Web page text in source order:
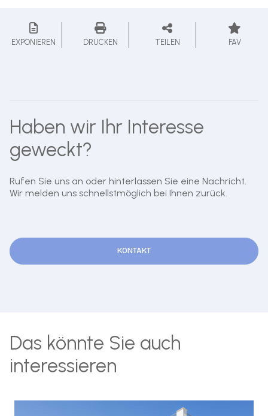
EXPONIEREN DRUCKEN TEILEN FAV
Haben wir Ihr Interesse
geweckt?
Rufen Sie uns an oder hinterlassen Sie eine Nachricht.
Wir melden uns schnellstmöglich bei Ihnen zurück.
KONTAKT
Das könnte Sie auch
interessieren